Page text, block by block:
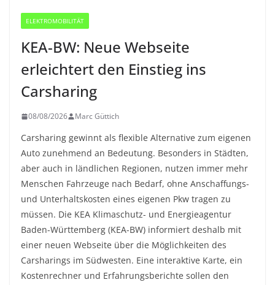
ELEKTROMOBILITÄT
KEA-BW: Neue Webseite
erleichtert den Einstieg ins
Carsharing
08/08/2026 Marc Güttich
Carsharing gewinnt als flexible Alternative zum eigenen
Auto zunehmend an Bedeutung. Besonders in Städten,
aber auch in ländlichen Regionen, nutzen immer mehr
Menschen Fahrzeuge nach Bedarf, ohne Anschaffungs-
und Unterhaltskosten eines eigenen Pkw tragen zu
müssen. Die KEA Klimaschutz- und Energieagentur
Baden-Württemberg (KEA-BW) informiert deshalb mit
einer neuen Webseite über die Möglichkeiten des
Carsharings im Südwesten. Eine interaktive Karte, ein
Kostenrechner und Erfahrungsberichte sollen den